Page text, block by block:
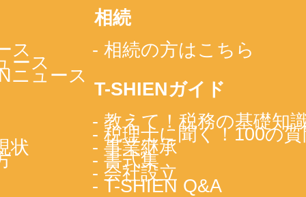
ス
ース
ニュース
状
相続
- 相続の方はこちら
T-SHIENガイド
- 教えて！税務の基礎知
- 税理士に聞く！100の
- 事業継承
- 書式集
- 会社設立
- T-SHIEN Q&A